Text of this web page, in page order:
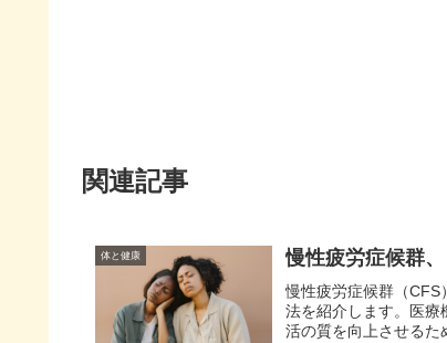
関連記事
体と健康 慢性疲労症候群
慢性疲労症候群（
法を紹介します。医療
活の質を向上させるた